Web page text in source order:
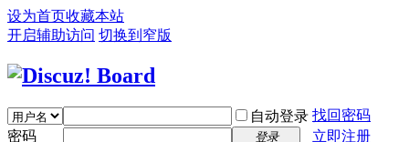
设为首页收藏本站
开启辅助访问 切换到窄版
自动登录 找回密码
密码
登录
立即注册